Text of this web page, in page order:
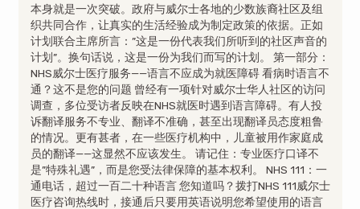
本身就是一次突破。政府与威尔士各地的少数族裔社区及组
织共同合作，让真实的生活经验成为制定政策的依据。正如
计划联合主席所言：”这是一份代表我们所听到的社区声音的
计划”。换句话说，这是一份为我们而写的计划。 第一部分：
NHS威尔士医疗服务——语言不应成为就医障碍 看病时语言不
通？这不是您的问题 曾经有一项针对威尔士华人社区的访问
调查，多位受访者反映在NHS就医时遇到语言障碍。有人投
诉翻译服务不专业、翻译不准确，甚至出现翻译员态度粗鲁
的情况。更有甚者，在一些医疗机构中，儿童被用作家庭成
员的翻译——这显然不应该发生。 请记住：专业医疗口译不
是”特殊礼遇”，而是您受法律保障的基本权利。 NHS 111：一
通电话，超过一百二十种语言 您知道吗？拨打NHS 111威尔士
医疗咨询热线时，接通后只要用英语说明您希望使用的语言